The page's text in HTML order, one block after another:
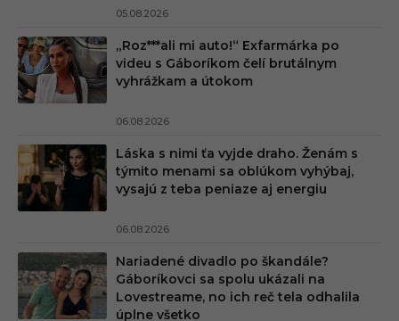
05.08.2026
„Roz***ali mi auto!“ Exfarmárka po
videu s Gáboríkom čelí brutálnym
vyhrážkam a útokom
06.08.2026
Láska s nimi ťa vyjde draho. Ženám s
týmito menami sa oblúkom vyhýbaj,
vysajú z teba peniaze aj energiu
06.08.2026
Nariadené divadlo po škandále?
Gáboríkovci sa spolu ukázali na
Lovestreame, no ich reč tela odhalila
úplne všetko